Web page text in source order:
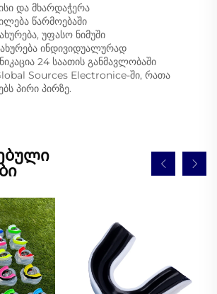
და მხარდაჭერა
წარმოებაში
უფასო ნიმუში
ინდივიდუალურად
24 საათის განმავლობაში
Sources Electronice-ში, რათა
პირი პირზე.